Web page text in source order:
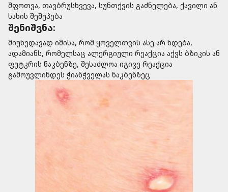
შფოთვა, თავბრუსხვევა, სუნთქვის გაძნელება, ქავილი ან
სახის შეშუპება
შენიშვნა:
მიუხედავად იმისა, რომ ყოველთვის ასე არ ხდება,
ადამიანს, რომელსაც ალერგიული რეაქცია აქვს ბზიკის ან
ფუტკრის ნაკბენზე, შესაძლოა იგივე რეაქცია
გამოუვლინდეს ჭიანჭველას ნაკბენზეც